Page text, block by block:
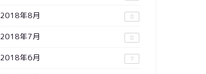
2018年8月 8
2018年7月 8
2018年6月 7